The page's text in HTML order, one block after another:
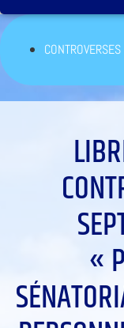
CONTROVERSES
«